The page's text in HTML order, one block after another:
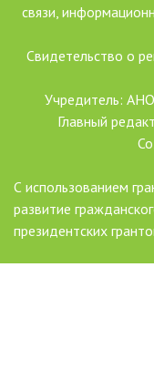
связи,
Свидетельство о
Учредитель:
Главный
С использованием
развитие
президентских